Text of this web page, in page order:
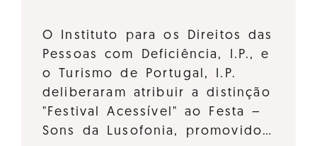
O Instituto para os Direitos das
Pessoas com Deficiência, I.P., e
o Turismo de Portugal, I.P.
deliberaram atribuir a distinção
"Festival Acessível" ao Festa –
Sons da Lusofonia, promovido…